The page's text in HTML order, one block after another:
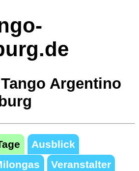
Argentino
Ausblick
Veranstalter